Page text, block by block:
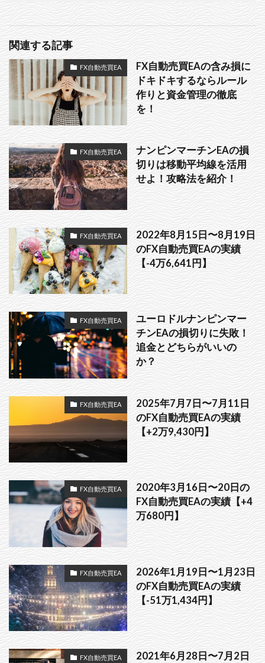
関連する記事
FX自動売買EA
FX自動売買EAの含み損に
ドキドキするならルール
作りと資金管理の徹底
を！
FX自動売買EA
ナンピンマーチンEAの損
切りは移動平均線を活用
せよ！攻略法を紹介！
FX自動売買EA
2022年8月15日〜8月19日
のFX自動売買EAの実績
【-4万6,641円】
FX自動売買EA
ユーロドルナンピンマー
チンEAの損切りに失敗！
追金とどちらがいいの
か？
FX自動売買EA
2025年7月7日〜7月11日
のFX自動売買EAの実績
【+2万9,430円】
FX自動売買EA
2020年3月16日〜20日の
FX自動売買EAの実績【+4
万680円】
FX自動売買EA
2026年1月19日〜1月23日
のFX自動売買EAの実績
【-51万1,434円】
FX自動売買EA
2021年6月28日〜7月2日